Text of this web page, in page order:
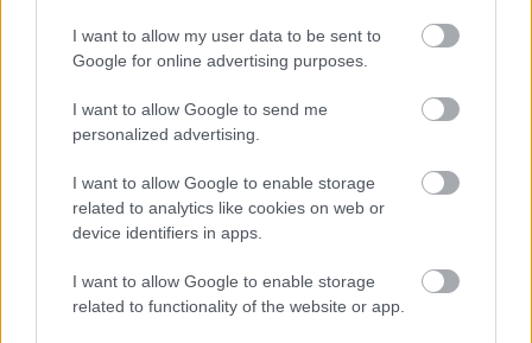
I want to allow my user data to be sent to
Google for online advertising purposes.
I want to allow Google to send me
personalized advertising.
I want to allow Google to enable storage
related to analytics like cookies on web or
device identifiers in apps.
I want to allow Google to enable storage
related to functionality of the website or app.
Felkészülési szezon 4. mérkőzés
Nya Ullevi, Göteborg
2026-08-08 17:00
2 nap 5 óra 31 perc 56 másodperc
Leeds Unitedvs Manchester United2026-08-12 20:30
AC MilanvsManchester United2026-08-15 18:00
ELŐZŐ MÉRKŐZÉSEK